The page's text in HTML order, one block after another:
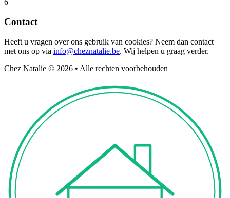
6
Contact
Heeft u vragen over ons gebruik van cookies? Neem dan contact
met ons op via info@cheznatalie.be. Wij helpen u graag verder.
Chez Natalie © 2026 • Alle rechten voorbehouden